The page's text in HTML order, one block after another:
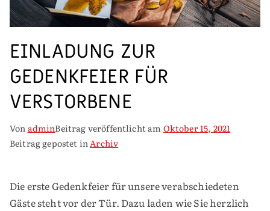
EINLADUNG ZUR
GEDENKFEIER FÜR
VERSTORBENE
Von adminBeitrag veröffentlicht am Oktober 15, 2021
Beitrag gepostet in Archiv
Die erste Gedenkfeier für unsere verabschiedeten
Gäste steht vor der Tür. Dazu laden wie Sie herzlich